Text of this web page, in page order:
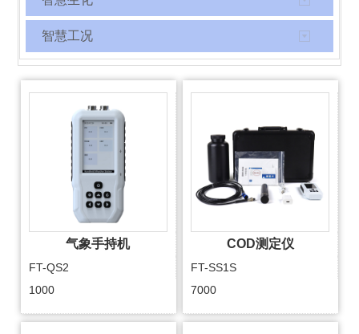
智慧工况
气象手持机
FT-QS2
1000
COD测定仪
FT-SS1S
7000